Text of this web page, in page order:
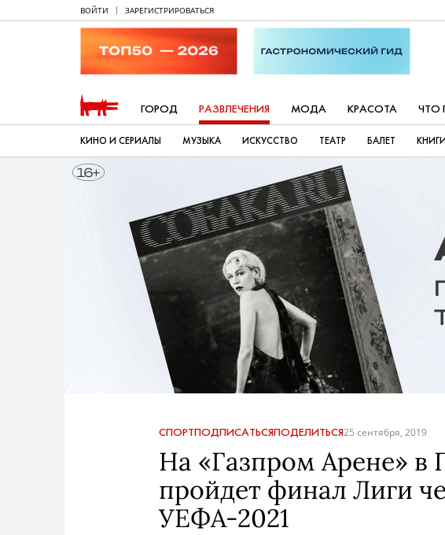
ВОЙТИ ЗАРЕГИСТРИРОВАТЬСЯ
ГОРОД РАЗВЛЕЧЕНИЯ МОДА КРАСОТА ЧТО
КИНО И СЕРИАЛЫ МУЗЫКА ИСКУССТВО ТЕАТР БАЛЕТ КНИГИ
СПОРТПОДПИСАТЬСЯПОДЕЛИТЬСЯ25 сентября, 2019
На «Газпром Арене» в
пройдет финал Лиги
УЕФА-2021